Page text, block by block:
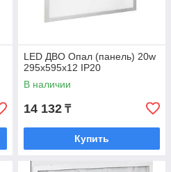
LED ДВО Опал (панель) 20w
295х595х12 IP20
В наличии
14 132 ₸
Купить